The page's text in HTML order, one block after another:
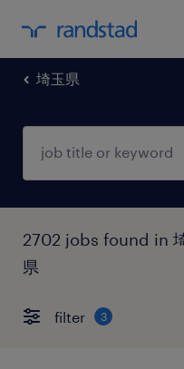
埼玉県
2702 jobs found in
県
filter 3